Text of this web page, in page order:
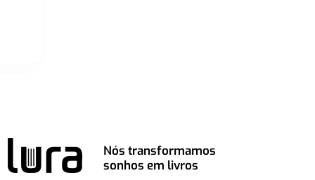
Nós transformamos
sonhos em livros